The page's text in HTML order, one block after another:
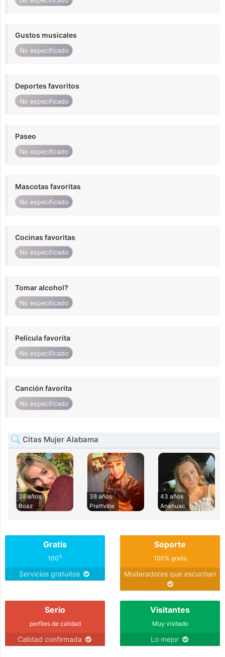
Gustos musicales
No especificado
Deportes favoritos
No especificado
Paseo
No especificado
Mascotas favoritas
No especificado
Cocinas favoritas
No especificado
Tomar alcohol?
No especificado
Película favorita
No especificado
Canción favorita
No especificado
Citas Mujer Alabama
38 años
Boaz
38 años
Prattville
43 años
Anahuac
Gratis
100%
Servicios gratuitos
Soporte
100% gratis
Moderadores que escuchan
Serio
perfiles de calidad
Calidad confirmada
Visitantes
Muy visitado
Lo mejor